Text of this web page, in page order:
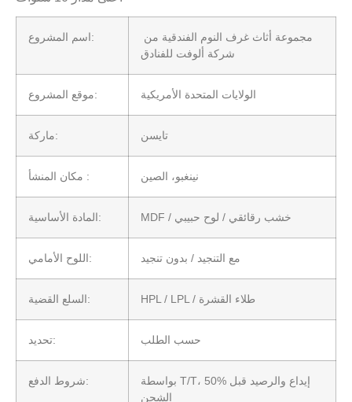
اسم المشروع:
شركة ألوفت للفنادق
موقع المشروع: الولايات المتحدة الأمريكية
ماركة: تايسن
مكان المنشأ : نينغبو، الصين
المادة الأساسية: MDF / خشب رقائقي / لوح حبيبي
اللوح الأمامي: مع التنجيد / بدون تنجيد
السلع القضية: HPL / LPL / طلاء القشرة
تحديد: حسب الطلب
شروط الدفع:
بواسطة T/T، 50% إيداع والرصيد قبل
الشحن